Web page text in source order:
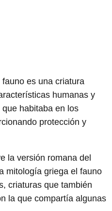
es una criatura
humanas y
habitaba en los
protección y
la versión romana del
mitología griega el fauno
criaturas que también
la que compartía algunas